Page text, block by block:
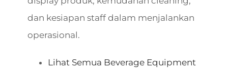
dan kesiapan staff dalam menjalankan
operasional.
Lihat Semua Beverage Equipment